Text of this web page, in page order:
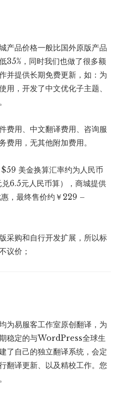
产品价格一般比国外原版产品
35%，同时我们也做了很多额
并提供长期免费更新，如：为
用，开发了中文优化子主题、
费用、中文翻译费用、咨询服
费用，无其他附加费用。
美金换算汇率约为人民币
6.5元人民币算），商城提供
，最终售价约￥229 –
采购和自行开发扩展，所以标
议价；
为易服客工作室原创翻译，为
稳定的与WordPress全球生
了自己的独立翻译系统，会定
翻译更新、以及精校工作。您